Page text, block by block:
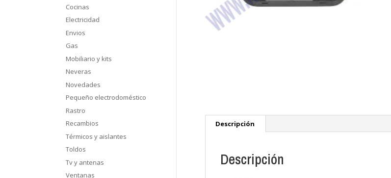
Descripción
Descripción
Cocinas
Electricidad
Envios
Gas
Mobiliario y kits
Neveras
Novedades
Pequeño electrodoméstico
Rastro
Recambios
Térmicos y aislantes
Toldos
Tv y antenas
Ventanas